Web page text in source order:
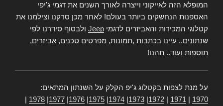
המופלא הזה לאייקוני וייצרה לאורך השנים את דגמי ג'יפי
האספנות הנחשקים ביותר בעולם! לאחר מכן סרקנו וצילמנו את
קטלוגי המכירות והאביזרים לדגמי Jeep ולבסוף סידרנו לפי
שנתונים.. עיינו בכתבות ,תמונות, מפרטים טכנים, אביזרים,
תוספות ועוד.. תהנו!
על מנת לצפות בקטלוג ג'יפ הקלק על השנתון המתאים:
1970
1971
1972
1973
1974
1975
1976
1977
1978